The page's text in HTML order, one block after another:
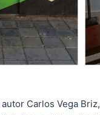
Carlos Vega